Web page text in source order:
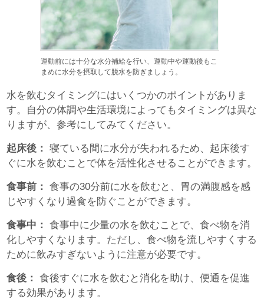
運動前には十分な水分補給を行い、運動中や運動後もこ
まめに水分を摂取して脱水を防ぎましょう。
水を飲むタイミングにはいくつかのポイントがありま
す。自分の体調や生活環境によってもタイミングは異な
りますが、参考にしてみてください。
起床後： 寝ている間に水分が失われるため、起床後す
ぐに水を飲むことで体を活性化させることができます。
食事前： 食事の30分前に水を飲むと、胃の満腹感を感
じやすくなり過食を防ぐことができます。
食事中： 食事中に少量の水を飲むことで、食べ物を消
化しやすくなります。ただし、食べ物を流しやすくする
ために飲みすぎないように注意が必要です。
食後： 食後すぐに水を飲むと消化を助け、便通を促進
する効果があります。